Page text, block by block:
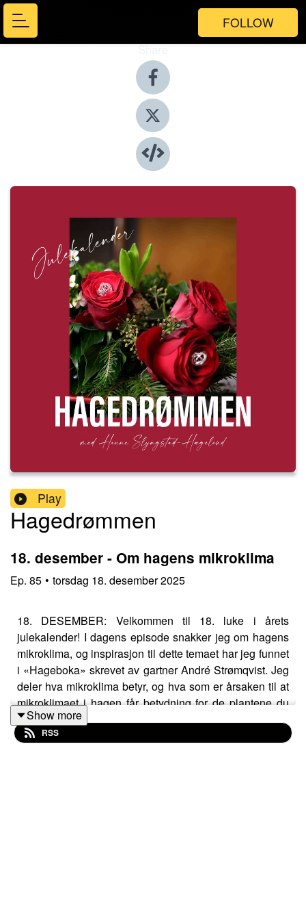
FOLLOW
Share
Play
Hagedrømmen
18. desember - Om hagens mikroklima
Ep. 85 • torsdag 18. desember 2025
18. DESEMBER: Velkommen til 18. luke i årets
julekalender! I dagens episode snakker jeg om hagens
mikroklima, og inspirasjon til dette temaet har jeg funnet
i «Hageboka» skrevet av gartner André Strømqvist. Jeg
deler hva mikroklima betyr, og hva som er årsaken til at
mikroklimaet i hagen får betydning for de plantene du
ønsker å ha der.
Show more
RSS